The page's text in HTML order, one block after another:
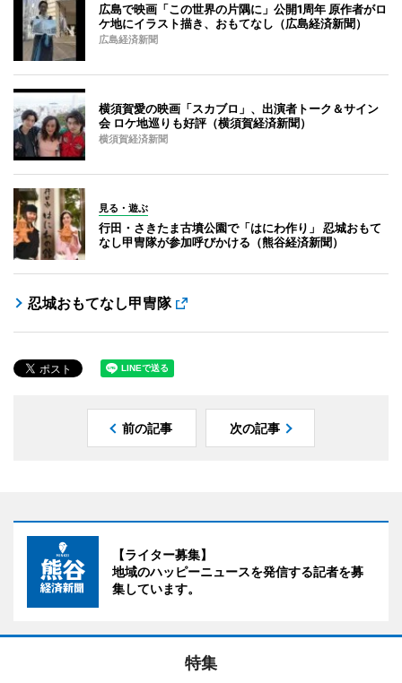
広島で映画「この世界の片隅に」公開1周年 原作者がロ
ケ地にイラスト描き、おもてなし（広島経済新聞）
広島経済新聞
横須賀愛の映画「スカブロ」、出演者トーク＆サイン
会 ロケ地巡りも好評（横須賀経済新聞）
横須賀経済新聞
見る・遊ぶ
行田・さきたま古墳公園で「はにわ作り」 忍城おもて
なし甲冑隊が参加呼びかける（熊谷経済新聞）
忍城おもてなし甲冑隊
前の記事 次の記事
【ライター募集】
地域のハッピーニュースを発信する記者を募
集しています。
特集